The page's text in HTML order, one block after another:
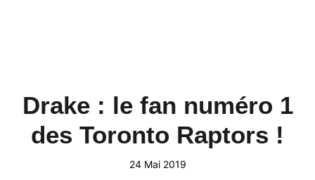
Drake : le fan numéro 1
des Toronto Raptors !
24 Mai 2019